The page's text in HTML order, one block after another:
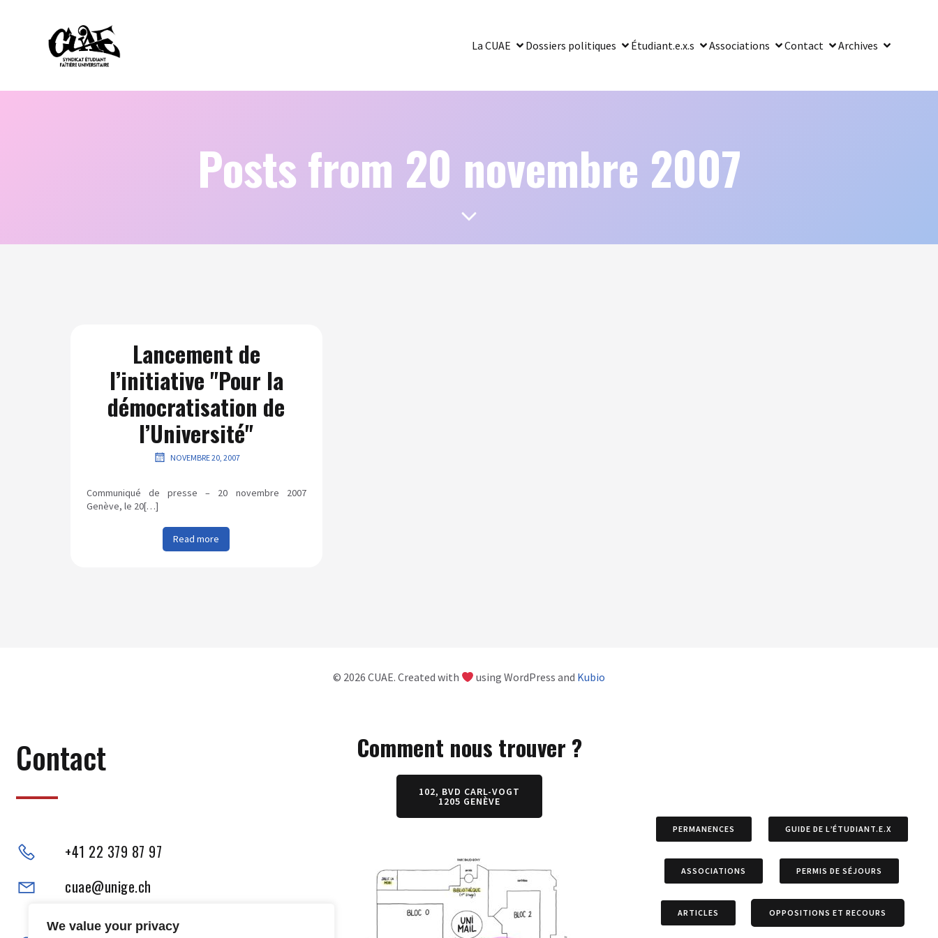
We value your privacy
La CUAE Dossiers politiques Étudiant.e.x.s Associations Contact Archives
Posts from 20 novembre 2007
Lancement de
l’initiative "Pour la
démocratisation de
l’Université"
NOVEMBRE 20, 2007
Communiqué de presse – 20 novembre 2007
Genève, le 20[…]
Read more
© 2026 CUAE. Created with using WordPress and Kubio
Contact
+41 22 379 87 97
cuae@unige.ch
Adresse physique :
Comment nous trouver ?
102, BVD CARL-VOGT
1205 GENÈVE
PERMANENCES GUIDE DE L’ÉTUDIANT.E.X
ASSOCIATIONS PERMIS DE SÉJOURS
ARTICLES OPPOSITIONS ET RECOURS